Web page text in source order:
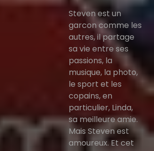
Steven est un
garcon comme les
autres, il partage
sa vie entre ses
passions, la
musique, la photo,
le sport et les
copains, en
particulier, Linda,
sa meilleure amie.
Mais Steven est
amoureux. Et cet